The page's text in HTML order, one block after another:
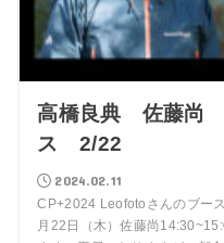
高橋良典 佐藤尚
ス 2/22
2024.02.11
CP+2024 Leofotoさんのブー
月22日（木）佐藤尚